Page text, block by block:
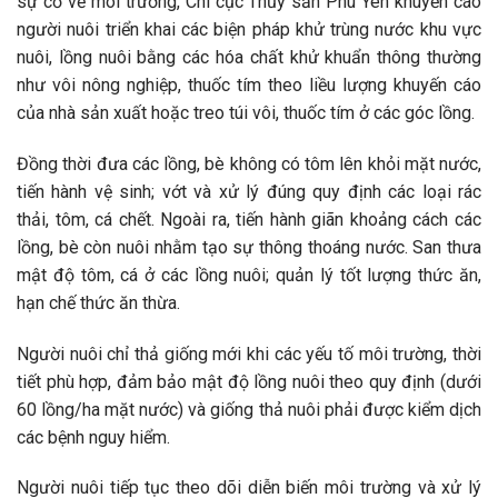
người nuôi triển khai các biện pháp khử trùng nước khu vực
nuôi, lồng nuôi bằng các hóa chất khử khuẩn thông thường
như vôi nông nghiệp, thuốc tím theo liều lượng khuyến cáo
của nhà sản xuất hoặc treo túi vôi, thuốc tím ở các góc lồng.
Đồng thời đưa các lồng, bè không có tôm lên khỏi mặt nước,
tiến hành vệ sinh; vớt và xử lý đúng quy định các loại rác
thải, tôm, cá chết. Ngoài ra, tiến hành giãn khoảng cách các
lồng, bè còn nuôi nhằm tạo sự thông thoáng nước. San thưa
mật độ tôm, cá ở các lồng nuôi; quản lý tốt lượng thức ăn,
hạn chế thức ăn thừa.
Người nuôi chỉ thả giống mới khi các yếu tố môi trường, thời
tiết phù hợp, đảm bảo mật độ lồng nuôi theo quy định (dưới
60 lồng/ha mặt nước) và giống thả nuôi phải được kiểm dịch
các bệnh nguy hiểm.
Người nuôi tiếp tục theo dõi diễn biến môi trường và xử lý